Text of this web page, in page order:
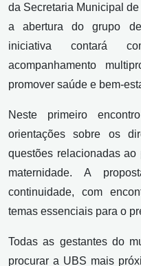
da Secretaria Municipal
a abertura do grupo de
iniciativa contará
acompanhamento
promover saúde e bem-
Neste primeiro
orientações sobre os
questões relacionadas
maternidade. A
continuidade, com
temas essenciais para o
Todas as gestantes do
procurar a UBS mais